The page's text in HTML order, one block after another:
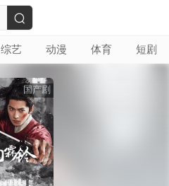
综艺 动漫 体育 短剧
搜
索
国产剧